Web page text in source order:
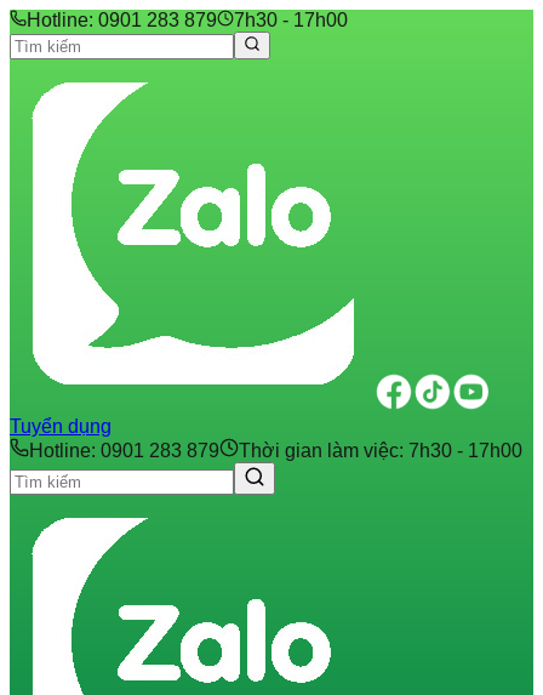
Hotline: 0901 283 879 7h30 - 17h00
Tuyển dụng
Hotline: 0901 283 879
Thời gian làm việc: 7h30 - 17h00